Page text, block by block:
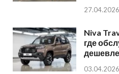
27.04.2026
Niva
где
дешевле
03.04.2026